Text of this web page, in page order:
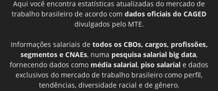
Aqui você encontra estatísticas atualizadas do mercado de
trabalho brasileiro de acordo com dados oficiais do CAGED
divulgados pelo MTE.
Informações salariais de todos os CBOs, cargos, profissões,
segmentos e CNAEs, numa pesquisa salarial big data,
fornecendo dados como média salarial, piso salarial e dados
exclusivos do mercado de trabalho brasileiro como perfil,
tendências, diversidade racial e de gênero.